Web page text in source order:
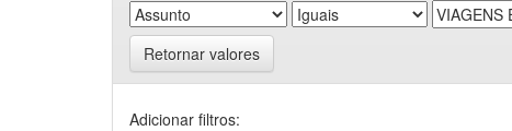
Retornar valores
Adicionar filtros: